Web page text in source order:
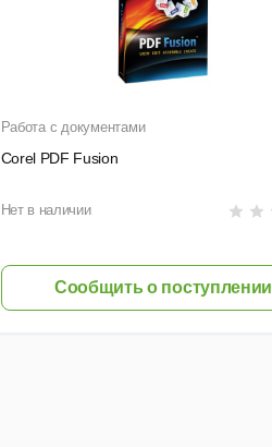
Работа с документами
Corel PDF Fusion
Нет в наличии
Сообщить о поступлении